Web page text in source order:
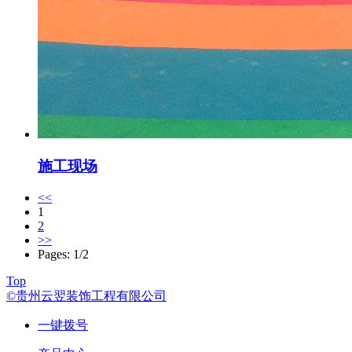
施工现场
<<
1
2
>>
Pages: 1/2
Top
©贵州云翌装饰工程有限公司
一键拨号